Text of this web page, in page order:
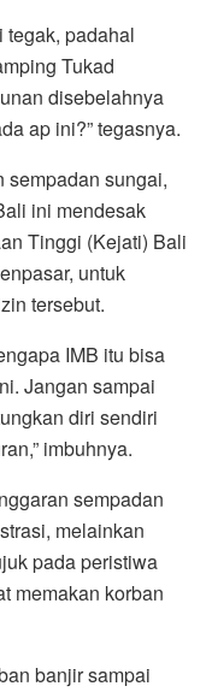
tegak, padahal
Tukad
disebelahnya
ap ini?” tegasnya.
sempadan sungai,
ini mendesak
Tinggi (Kejati) Bali
untuk
tersebut.
IMB itu bisa
Jangan sampai
diri sendiri
imbuhnya.
sempadan
melainkan
pada peristiwa
memakan korban
banjir sampai